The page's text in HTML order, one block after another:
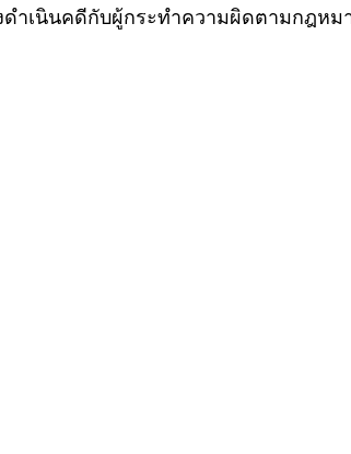
ดำเนินคดีกับผู้กระทำความผิดตามกฎหม